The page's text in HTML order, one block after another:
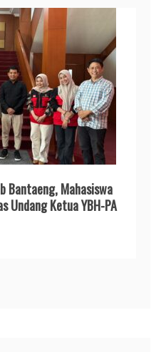
Bantaeng, Mahasiswa
Undang Ketua YBH-PA